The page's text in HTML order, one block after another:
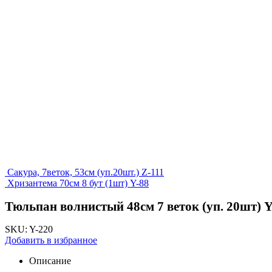
Сакура, 7веток, 53см (уп.20шт.) Z-111
Хризантема 70см 8 бут (1шт) Y-88
Тюльпан волнистый 48см 7 веток (уп. 20шт)
SKU: Y-220
Добавить в избранное
Описание